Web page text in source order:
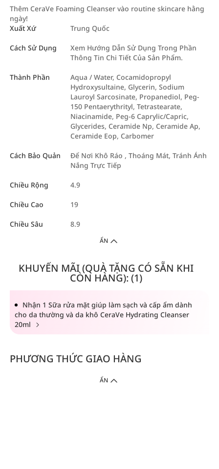
Thêm CeraVe Foaming Cleanser vào routine skincare hằng
ngày!
Xuất Xứ
Trung Quốc
Cách Sử Dụng
Xem Hướng Dẫn Sử Dụng Trong Phần
Thông Tin Chi Tiết Của Sản Phẩm.
Thành Phần
Aqua / Water, Cocamidopropyl
Hydroxysultaine, Glycerin, Sodium
Lauroyl Sarcosinate, Propanediol, Peg-
150 Pentaerythrityl, Tetrastearate,
Niacinamide, Peg-6 Caprylic/Capric,
Glycerides, Ceramide Np, Ceramide Ap,
Ceramide Eop, Carbomer
Cách Bảo Quản
Để Nơi Khô Ráo , Thoáng Mát, Tránh Ánh
Nắng Trực Tiếp
Chiều Rộng 4.9
Chiều Cao 19
Chiều Sâu 8.9
ẨN
KHUYẾN MÃI (QUÀ TẶNG CÓ SẴN KHI
CÒN HÀNG): (1)
Nhận 1 Sữa rửa mặt giúp làm sạch và cấp ẩm dành
cho da thường và da khô CeraVe Hydrating Cleanser
20ml
PHƯƠNG THỨC GIAO HÀNG
ẨN